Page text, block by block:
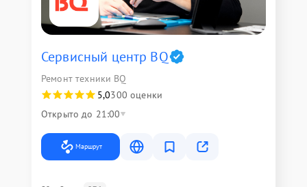
Сервисный центр BQ
Ремонт техники BQ
5,0300 оценки
Открыто до 21:00
Маршрут